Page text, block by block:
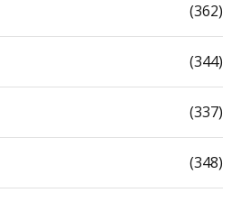
(362)
(344)
(337)
(348)